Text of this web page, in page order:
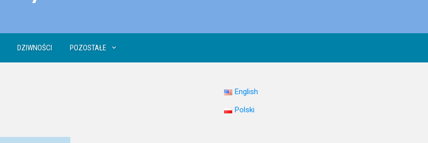
DZIWNOŚCI POZOSTAŁE
English
Polski